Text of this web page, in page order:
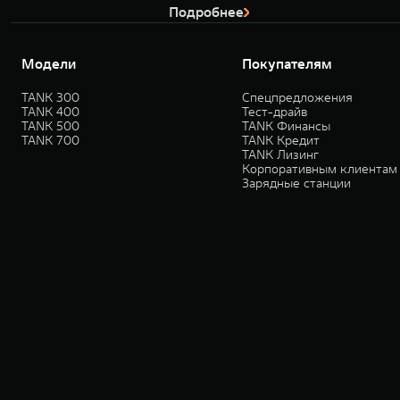
Подробнее
Модели
TANK 300
TANK 400
TANK 500
TANK 700
Покупателям
Спецпредложения
Тест-драйв
TANK Финансы
TANK Кредит
TANK Лизинг
Корпоративным клиентам
Зарядные станции